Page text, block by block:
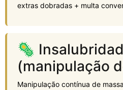
extras dobradas + multa
🦠
(manipulação
Manipulação contínua de